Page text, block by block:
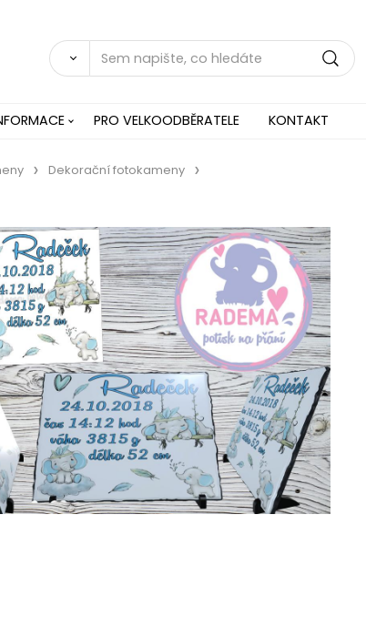
PRO VELKOODBĚRATELE KONTAKT
Dekorační fotokameny